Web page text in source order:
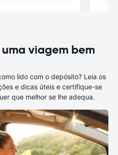
viagem bem
lido com o depósito? Leia os
e dicas úteis e certifique-se
que melhor se lhe adequa.